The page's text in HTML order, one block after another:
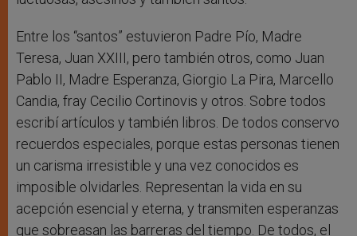
Entre los “santos” estuvieron Padre Pío, Madre
Teresa, Juan XXIII, pero también otros, como Juan
Pablo II, Madre Esperanza, Giorgio La Pira, Marcello
Candia, fray Cecilio Cortinovis y otros. Sobre todos
escribí artículos y también libros. De todos conservo
recuerdos especiales, porque estas personas tienen
un carisma irresistible y una vez conocidos es
imposible olvidarles. Representan la vida en su
acepción esencial y eterna, y transmiten esperanzas
que sobreasan las barreras del tiempo. De todos, el